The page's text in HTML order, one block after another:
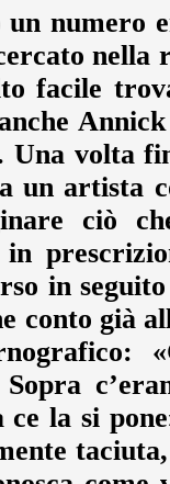
un
nella
facile
Una volta
artista
ciò
in
in
conto già
ce la si